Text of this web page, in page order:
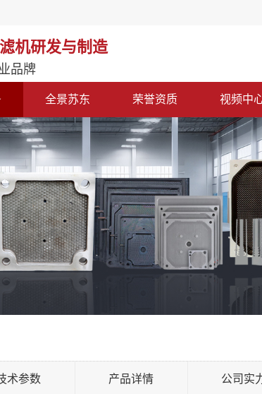
机研发与制造
品牌
全景苏东 荣誉资质 视频中
术参数 产品详情 公司实